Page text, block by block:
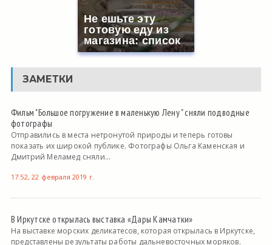
Не ешьте эту
готовую еду из
магазина: список
ЗАМЕТКИ
Фильм "Большое погружение в маленькую Лену " сняли подводные
фотографы
Отправились в места нетронутой природы и теперь готовы
показать их широкой публике. Фотографы Ольга Каменская и
Дмитрий Меламед сняли...
17:52, 22 февраля 2019 г.
В Иркутске открылась выставка «Дары Камчатки»
На выставке морских деликатесов, которая открылась в Иркутске,
представлены результаты работы дальневосточных моряков.